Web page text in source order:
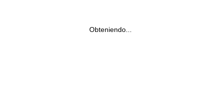
Obteniendo...